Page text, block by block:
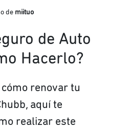
de miituo
de Auto
Hacerlo?
renovar tu
aquí te
realizar este